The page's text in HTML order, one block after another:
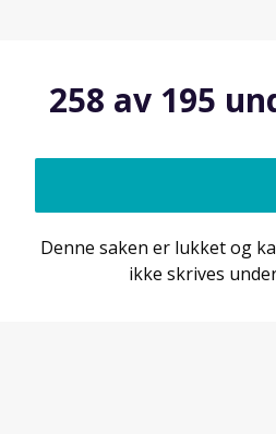
258 av 195
Denne saken er lukket og
ikke skrives